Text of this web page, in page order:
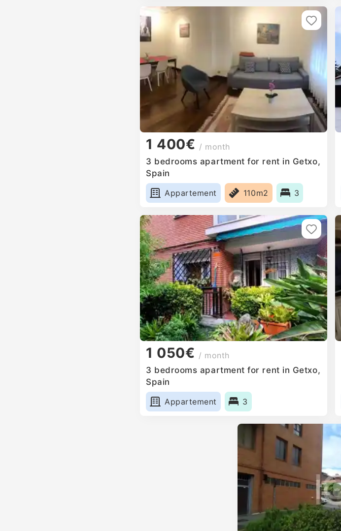
1 400€ / month
3 bedrooms apartment for rent in Getxo,
Spain
Appartement
110m2 3
1 050€ / month
3 bedrooms apartment for rent in Getxo,
Spain
Appartement
3